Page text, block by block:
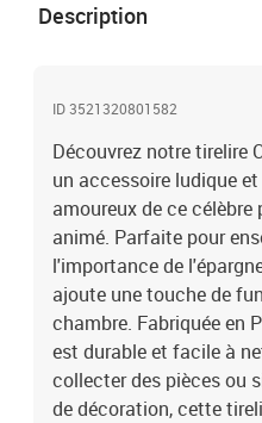
Description
ID 3521320801582
Découvrez notre tirelire
un accessoire ludique
amoureux de ce célèbre
animé. Parfaite pour
l'importance de
ajoute une touche de
chambre. Fabriquée en
est durable et facile à
collecter des pièces ou
de décoration, cette